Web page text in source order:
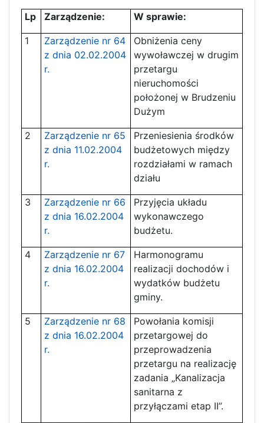
Lp Zarządzenie: W sprawie:
1
Zarządzenie nr 64
z dnia 02.02.2004
r.
Obniżenia ceny
wywoławczej w drugim
przetargu
nieruchomości
położonej w Brudzeniu
Dużym
2
Zarządzenie nr 65
z dnia 11.02.2004
r.
Przeniesienia środków
budżetowych między
rozdziałami w ramach
działu
3
Zarządzenie nr 66
z dnia 16.02.2004
r.
Przyjęcia układu
wykonawczego
budżetu.
4
Zarządzenie nr 67
z dnia 16.02.2004
r.
Harmonogramu
realizacji dochodów i
wydatków budżetu
gminy.
5
Zarządzenie nr 68
z dnia 16.02.2004
r.
Powołania komisji
przetargowej do
przeprowadzenia
przetargu na realizację
zadania „Kanalizacja
sanitarna z
przyłączami etap II”.